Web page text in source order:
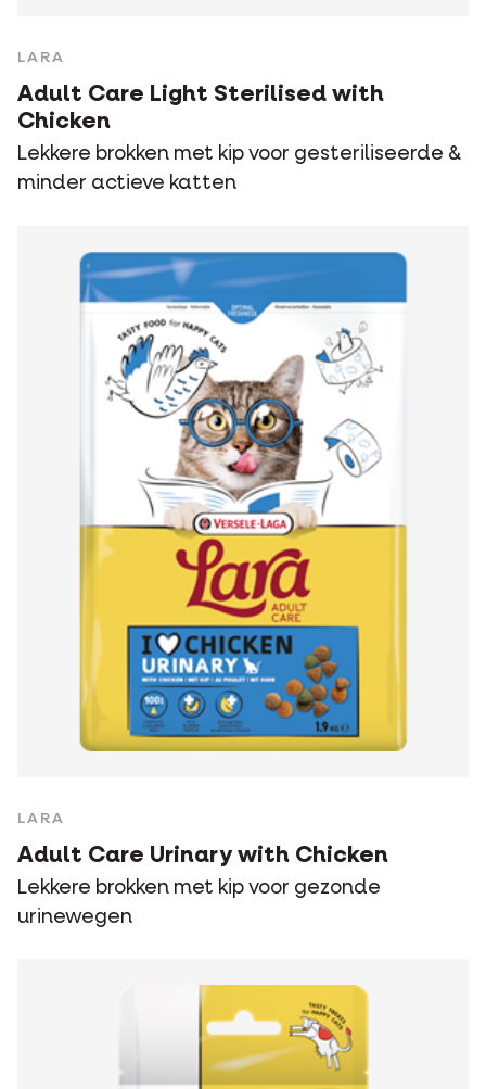
LARA
Adult Care Light Sterilised with
Chicken
Lekkere brokken met kip voor gesteriliseerde &
minder actieve katten
LARA
Adult Care Urinary with Chicken
Lekkere brokken met kip voor gezonde
urinewegen